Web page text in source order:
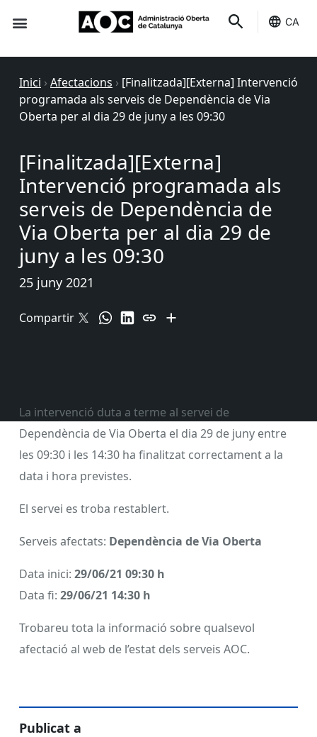
CA
Inici › Afectacions › [Finalitzada][Externa] Intervenció
programada als serveis de Dependència de Via
Oberta per al dia 29 de juny a les 09:30
[Finalitzada][Externa]
Intervenció programada als
serveis de Dependència de
Via Oberta per al dia 29 de
juny a les 09:30
25 juny 2021
Compartir
La intervenció duta a terme al servei de
Dependència de Via Oberta el dia 29 de juny entre
les 09:30 i les 14:30 ha finalitzat correctament a la
data i hora previstes.
El servei es troba restablert.
Serveis afectats: Dependència de Via Oberta
Data inici: 29/06/21 09:30 h
Data fi: 29/06/21 14:30 h
Trobareu tota la informació sobre qualsevol
afectació al web de l’estat dels serveis AOC.
Publicat a